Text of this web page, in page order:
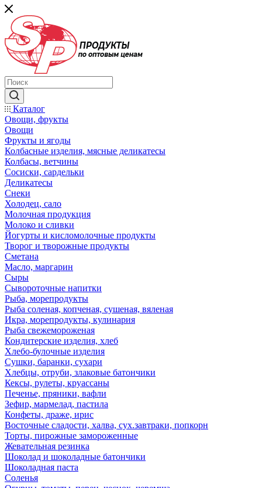
Каталог
Овощи, фрукты
Овощи
Фрукты и ягоды
Колбасные изделия, мясные деликатесы
Колбасы, ветчины
Сосиски, сардельки
Деликатесы
Снеки
Холодец, сало
Молочная продукция
Молоко и сливки
Йогурты и кисломолочные продукты
Творог и творожные продукты
Сметана
Масло, маргарин
Сыры
Сывороточные напитки
Рыба, морепродукты
Рыба соленая, копченая, сушеная, вяленая
Икра, морепродукты, кулинария
Рыба свежемороженая
Кондитерские изделия, хлеб
Хлебо-булочные изделия
Сушки, баранки, сухари
Хлебцы, отруби, злаковые батончики
Кексы, рулеты, круассаны
Печенье, пряники, вафли
Зефир, мармелад, пастила
Конфеты, драже, ирис
Восточные сладости, халва, сух.завтраки, попкорн
Торты, пирожные замороженные
Жевательная резинка
Шоколад и шоколадные батончики
Шоколадная паста
Соленья